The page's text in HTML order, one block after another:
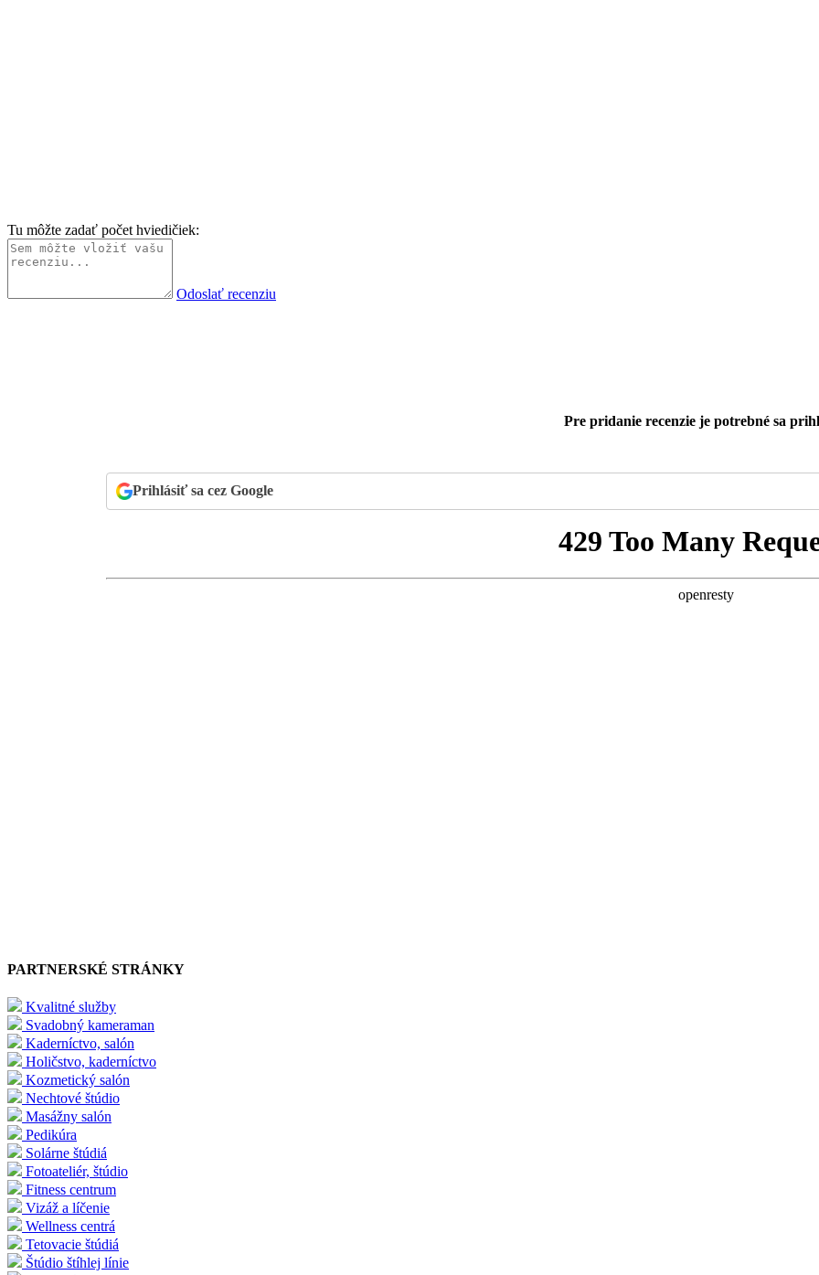
Tu môžte zadať počet hviedičiek:
Odoslať recenziu
Pre pridanie recenzie je potrebné sa
Prihlásiť sa cez Google
PARTNERSKÉ STRÁNKY
Kvalitné služby
Svadobný kameraman
Kaderníctvo, salón
Holičstvo, kaderníctvo
Kozmetický salón
Nechtové štúdio
Masážny salón
Pedikúra
Solárne štúdiá
Fotoateliér, štúdio
Fitness centrum
Vizáž a líčenie
Wellness centrá
Tetovacie štúdiá
Štúdio štíhlej línie